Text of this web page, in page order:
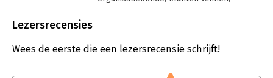
Taal:
Aantal pagina's:
256
Lezersrecensies
Wees de eerste die een lezersrecensie schrijft!